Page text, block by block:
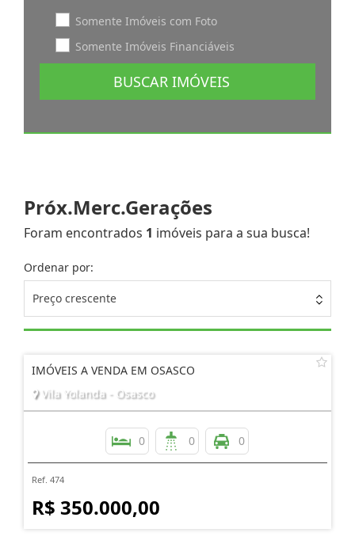
Somente Imóveis com Foto
Somente Imóveis Financiáveis
BUSCAR IMÓVEIS
Próx.Merc.Gerações
Foram encontrados 1 imóveis para a sua busca!
Ordenar por:
Preço crescente
IMÓVEIS A VENDA EM OSASCO
Vila Yolanda - Osasco
0 0 0
Ref. 474
R$ 350.000,00